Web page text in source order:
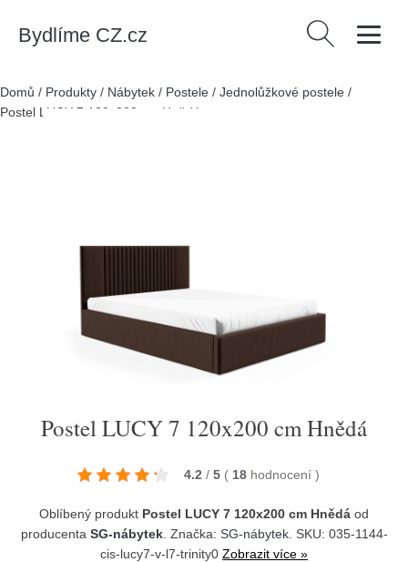
Bydlíme CZ.cz Vyhledávání
Domů / Produkty / Nábytek / Postele / Jednolůžkové postele /
Postel LUCY 7 120x200 cm Hnědá
Postel LUCY 7 120x200 cm Hnědá
4.2 / 5 ( 18 hodnocení )
Oblíbený produkt Postel LUCY 7 120x200 cm Hnědá od
producenta SG-nábytek. Značka: SG-nábytek. SKU: 035-1144-
cis-lucy7-v-l7-trinity0 Zobrazit více »